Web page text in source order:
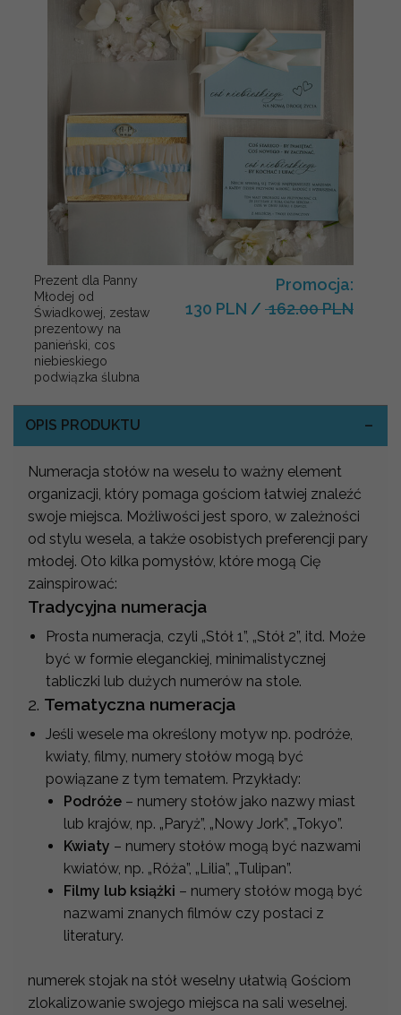
Prezent dla Panny
Młodej od
Świadkowej, zestaw
prezentowy na
panieński, cos
niebieskiego
podwiązka ślubna
Promocja:
130 PLN / 162.00 PLN
OPIS PRODUKTU
Numeracja stołów na weselu to ważny element
organizacji, który pomaga gościom łatwiej znaleźć
swoje miejsca. Możliwości jest sporo, w zależności
od stylu wesela, a także osobistych preferencji pary
młodej. Oto kilka pomysłów, które mogą Cię
zainspirować:
Tradycyjna numeracja
Prosta numeracja, czyli „Stół 1”, „Stół 2”, itd. Może
być w formie eleganckiej, minimalistycznej
tabliczki lub dużych numerów na stole.
2. Tematyczna numeracja
Jeśli wesele ma określony motyw np. podróże,
kwiaty, filmy, numery stołów mogą być
powiązane z tym tematem. Przykłady:
Podróże – numery stołów jako nazwy miast
lub krajów, np. „Paryż”, „Nowy Jork”, „Tokyo”.
Kwiaty – numery stołów mogą być nazwami
kwiatów, np. „Róża”, „Lilia”, „Tulipan”.
Filmy lub książki – numery stołów mogą być
nazwami znanych filmów czy postaci z
literatury.
numerek stojak na stół weselny ułatwią Gościom
zlokalizowanie swojego miejsca na sali weselnej.